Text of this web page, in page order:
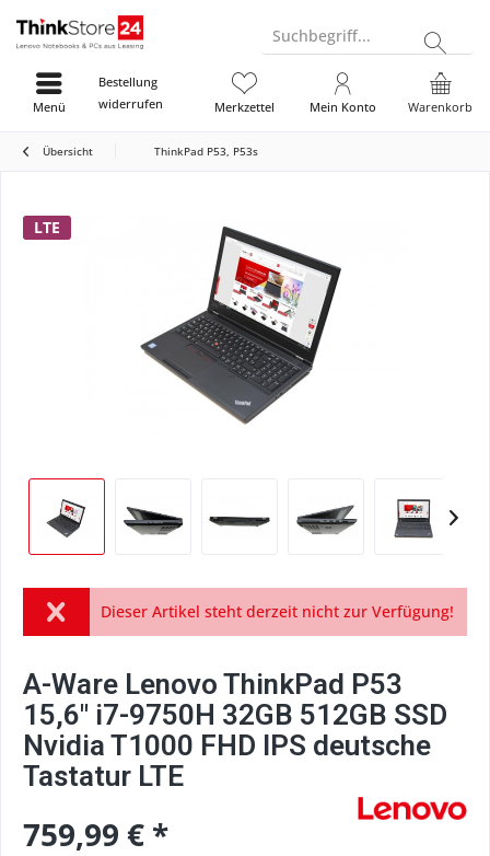
Suchbegriff...
Bestellung
widerrufen
Warenkorb
Merkzettel Mein Konto
Menü
Übersicht ThinkPad P53, P53s
LTE
Dieser Artikel steht derzeit nicht zur Verfügung!
A-Ware Lenovo ThinkPad P53
15,6" i7-9750H 32GB 512GB SSD
Nvidia T1000 FHD IPS deutsche
Tastatur LTE
759,99 € *